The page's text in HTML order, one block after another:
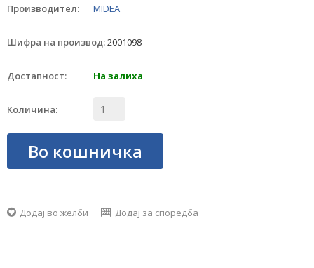
Производител: MIDEA
Шифра на производ:2001098
Достапност: На залиха
Количина:
Во кошничка
Додај во желби Додај за споредба